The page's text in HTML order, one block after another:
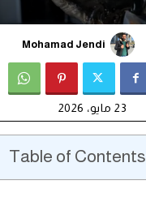
Mohamad Jendi
23 مايو، 2026
Table of Contents